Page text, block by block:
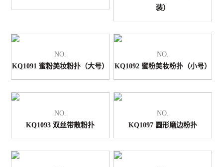
装）
NO.
KQ1091 蜜粉美妆粉扑（大号）
NO.
KQ1092 蜜粉美妆粉扑（小号）
NO.
KQ1093 双丝带散粉扑
NO.
KQ1097 圆形磨边粉扑